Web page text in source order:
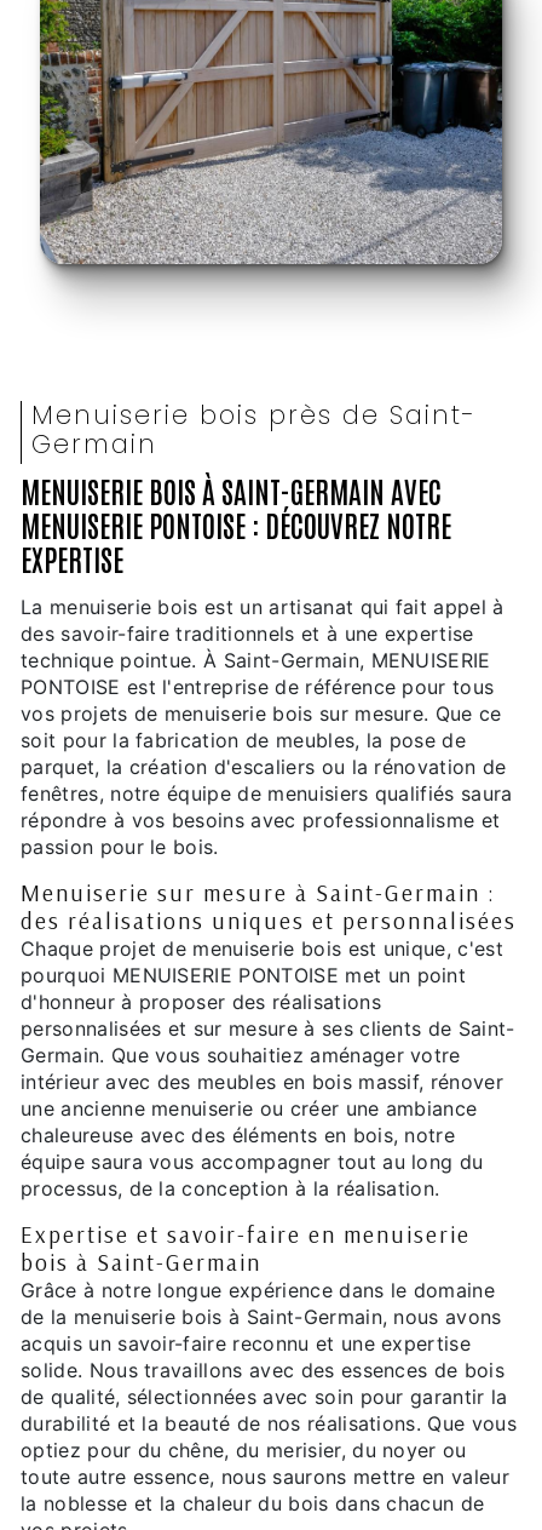
Menuiserie bois près de Saint-
Germain
MENUISERIE BOIS À SAINT-GERMAIN AVEC
MENUISERIE PONTOISE : DÉCOUVREZ NOTRE
EXPERTISE
La menuiserie bois est un artisanat qui fait appel à
des savoir-faire traditionnels et à une expertise
technique pointue. À Saint-Germain, MENUISERIE
PONTOISE est l'entreprise de référence pour tous
vos projets de menuiserie bois sur mesure. Que ce
soit pour la fabrication de meubles, la pose de
parquet, la création d'escaliers ou la rénovation de
fenêtres, notre équipe de menuisiers qualifiés saura
répondre à vos besoins avec professionnalisme et
passion pour le bois.
Menuiserie sur mesure à Saint-Germain :
des réalisations uniques et personnalisées
Chaque projet de menuiserie bois est unique, c'est
pourquoi MENUISERIE PONTOISE met un point
d'honneur à proposer des réalisations
personnalisées et sur mesure à ses clients de Saint-
Germain. Que vous souhaitiez aménager votre
intérieur avec des meubles en bois massif, rénover
une ancienne menuiserie ou créer une ambiance
chaleureuse avec des éléments en bois, notre
équipe saura vous accompagner tout au long du
processus, de la conception à la réalisation.
Expertise et savoir-faire en menuiserie
bois à Saint-Germain
Grâce à notre longue expérience dans le domaine
de la menuiserie bois à Saint-Germain, nous avons
acquis un savoir-faire reconnu et une expertise
solide. Nous travaillons avec des essences de bois
de qualité, sélectionnées avec soin pour garantir la
durabilité et la beauté de nos réalisations. Que vous
optiez pour du chêne, du merisier, du noyer ou
toute autre essence, nous saurons mettre en valeur
la noblesse et la chaleur du bois dans chacun de